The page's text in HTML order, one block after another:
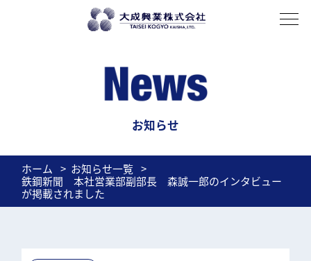
私たちについて
Business domain 事業紹介
電磁鋼板加工
News
お知らせ
ホーム
お知らせ一覧
鉄鋼新聞 本社営業部副部長 森誠一郎のインタビュー
が掲載されました